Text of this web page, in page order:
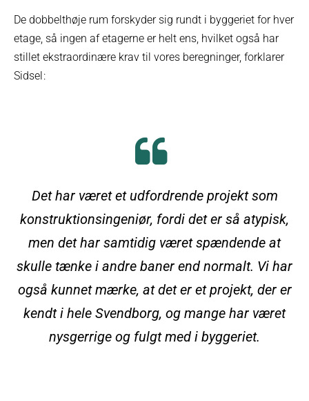
De dobbelthøje rum forskyder sig rundt i byggeriet for hver
etage, så ingen af etagerne er helt ens, hvilket også har
stillet ekstraordinære krav til vores beregninger, forklarer
Sidsel :
Det har været et udfordrende projekt som
konstruktionsingeniør, fordi det er så atypisk,
men det har samtidig været spændende at
skulle tænke i andre baner end normalt. Vi har
også kunnet mærke, at det er et projekt, der er
kendt i hele Svendborg, og mange har været
nysgerrige og fulgt med i byggeriet.